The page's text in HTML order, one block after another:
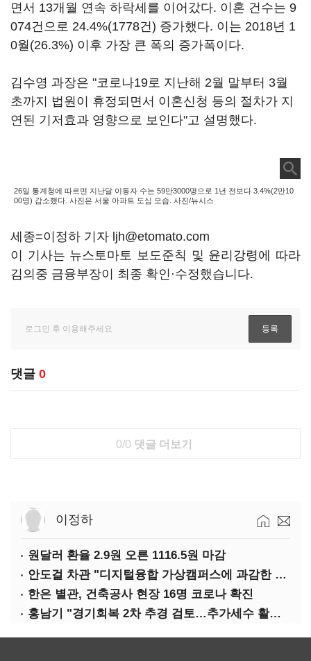
면서 13개월 연속 하락세를 이어갔다. 이혼 건수는 9
074건으로 24.4%(1778건) 증가했다. 이는 2018년 1
0월(26.3%) 이후 가장 큰 폭의 증가폭이다.
김수영 과장은 "코로나19로 지난해 2월 말부터 3월
초까지 법원이 휴정되면서 이혼신청 등의 절차가 지
연된 기저효과 영향으로 보인다"고 설명했다.
26일 통계청에 따르면 지난달 이동자 수는 59만3000명으로 1년 전보다 3.4%(2만10
00명) 감소했다. 사진은 서울 아파트 도심 모습. 사진/뉴시스
세종=이정하 기자 ljh@etomato.com
이 기사는 뉴스토마토 보도준칙 및 윤리강령에 따라
김의중 금융부장이 최종 확인·수정했습니다.
댓글 0
0/0 댓글 더보기
이정하
원달러 환율 2.9원 오른 1116.5원 마감
안도걸 차관 "디지털융합 가상캠퍼스에 과감한 인센티브 부여"
한은 별관, 건축공사 현장 16명 코로나 확진
홍남기 "경기회복 2차 추경 검토…추가세수 활용할 것"(종합)